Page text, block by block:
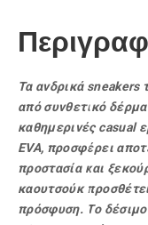
Τα ανδρικά sneakers
από συνθετικό δέρμα
καθημερινές casual
EVA, προσφέρει
προστασία και
καουτσούκ
πρόσφυση. Το δέσιμο